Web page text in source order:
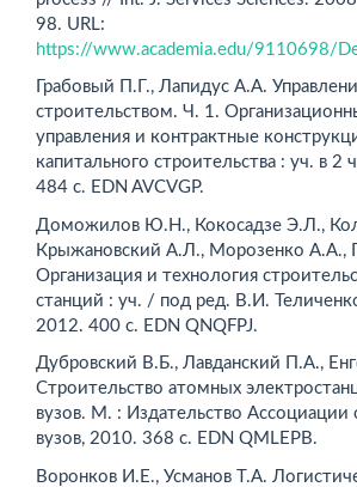
98. URL:
https://www.academia.edu/9110698/
Грабовый П.Г., Лапидус А.А.
строительством. Ч. 1.
управления и контрактные
капитального строительства : уч. в
484 c. EDN AVCVGP.
Доможилов Ю.Н., Кокосадзе Э.Л.,
Крыжановский А.Л., Морозенко А.А.,
Организация и технология
станций : уч. / под ред. В.И.
2012. 400 с. EDN QNQFPJ.
Дубровский В.Б., Лавданский П.А.,
Строительство атомных
вузов. М. : Издательство Ассоциации
вузов, 2010. 368 с. EDN QMLEPB.
Воронков И.Е., Усманов Т.А.